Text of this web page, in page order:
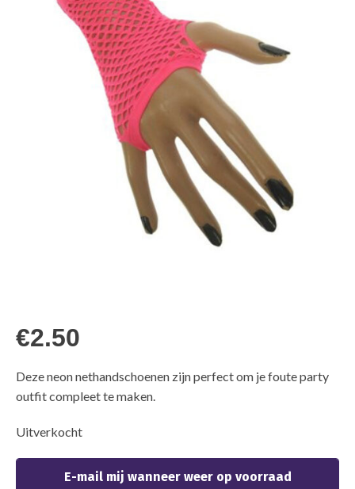
€2.50
Deze neon nethandschoenen zijn perfect om je foute party
outfit compleet te maken.
Uitverkocht
E-mail mij wanneer weer op voorraad